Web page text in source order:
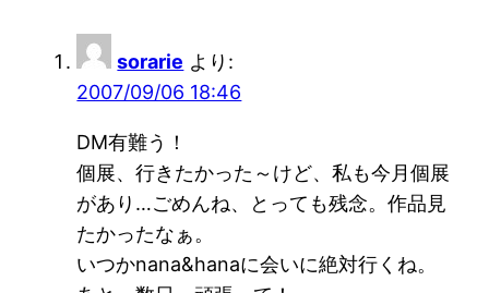
sorarie より:
2007/09/06 18:46
DM有難う！
個展、行きたかった～けど、私も今月個展
があり…ごめんね、とっても残念。作品見
たかったなぁ。
いつかnana&hanaに会いに絶対行くね。